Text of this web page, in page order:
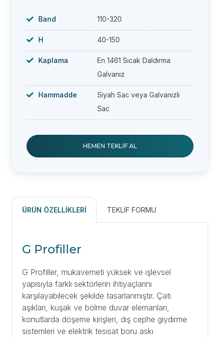
Band 110-320
H 40-150
Kaplama
En 1461 Sıcak Daldırma
Galvaniz
Hammadde
Siyah Sac veya Galvanizli
Sac
HEMEN TEKLIF AL
ÜRÜN ÖZELLIKLERI TEKLIF FORMU
G Profiller
G Profiller, mukavemeti yüksek ve işlevsel
yapısıyla farklı sektörlerin ihtiyaçlarını
karşılayabilecek şekilde tasarlanmıştır. Çatı
aşıkları, kuşak ve bölme duvar elemanları,
konutlarda döşeme kirişleri, dış cephe giydirme
sistemleri ve elektrik tesisat boru askı